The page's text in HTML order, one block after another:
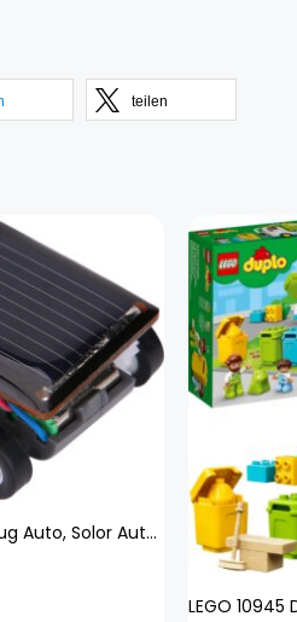
teilen
Cocosity Kinderspielzeug Auto, Solor Auto Spielzeug, Lernspielzeug, Kinderspielzeug, Technologie Spielzeug